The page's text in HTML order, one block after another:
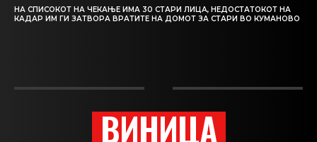
НА СПИСОКОТ НА ЧЕКАЊЕ ИМА 30 СТАРИ ЛИЦА, НЕДОСТАТОКОТ НА
КАДАР ИМ ГИ ЗАТВОРА ВРАТИТЕ НА ДОМОТ ЗА СТАРИ ВО КУМАНОВО
ВИНИЦА